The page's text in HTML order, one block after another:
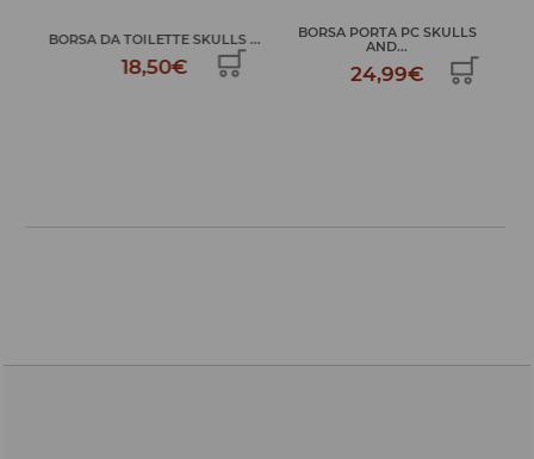
BORSA DA TOILETTE SKULLS ...
18,50€
BORSA PORTA PC SKULLS
AND...
24,99€